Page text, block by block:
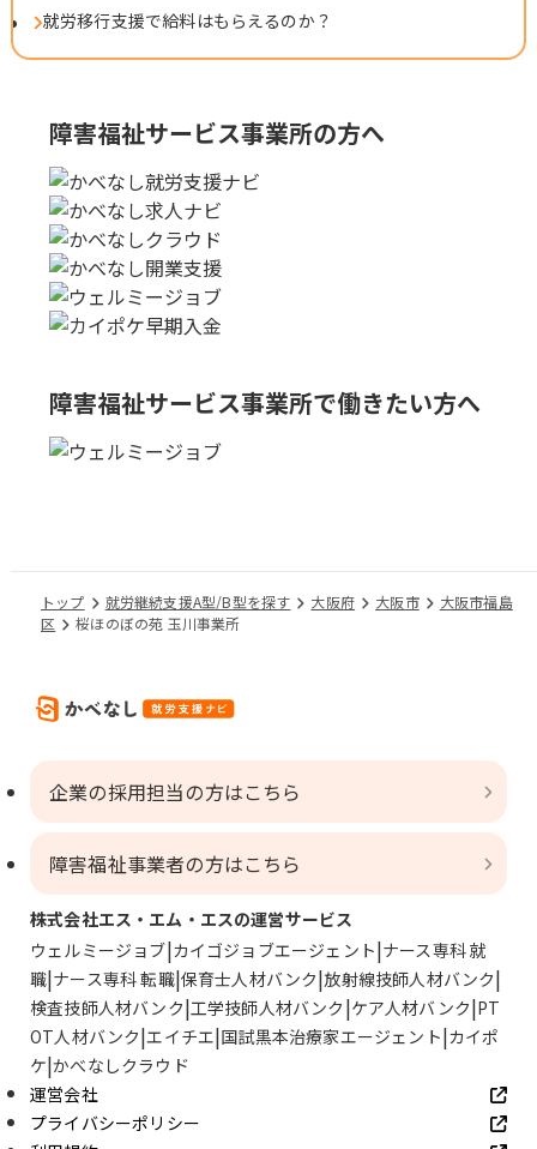
就労移行支援で給料はもらえるのか？
障害福祉サービス事業所の方へ
障害福祉サービス事業所で働きたい方へ
トップ 就労継続支援A型/B型を探す 大阪府 大阪市
大阪市福島
区
桜ほのぼの苑 玉川事業所
企業の採用担当の方はこちら
障害福祉事業者の方はこちら
株式会社エス・エム・エスの運営サービス
ウェルミージョブ カイゴジョブエージェント ナース専科 就
職 ナース専科 転職 保育士人材バンク 放射線技師人材バンク
検査技師人材バンク 工学技師人材バンク ケア人材バンク PT
OT人材バンク エイチエ 国試黒本治療家エージェント カイポ
ケ かべなしクラウド
運営会社
プライバシーポリシー